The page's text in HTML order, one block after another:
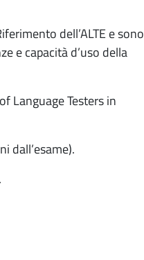
dell’ALTE e sono
e capacità d’uso della
Language Testers in
dall’esame).
.